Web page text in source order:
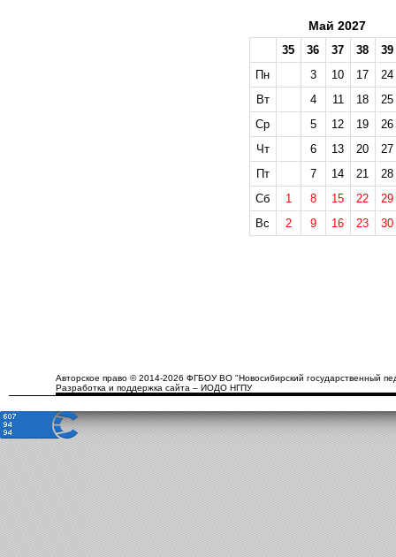
Май 2027
35 36 37 38
39
Пн
3 10 17
24
Вт
4 11 18
25
Ср
5 12 19
26
Чт
6 13 20
27
Пт
7 14 21
28
Сб
1 8 15 22
29
Вс
2 9 16 23 30
Авторское право © 2014-2026 ФГБОУ ВО "Новосибирский государственный
Разработка и поддержка сайта – ИОДО НГПУ